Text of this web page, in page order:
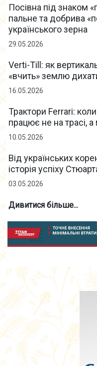
Посівна під знаком
пальне та добрива
українського зерна
29.05.2026
Verti-Till: як
«вчить» землю
16.05.2026
Трактори Ferrari: коли
працює не на трасі,
10.05.2026
Від українських
історія успіху
03.05.2026
Дивитися більше...